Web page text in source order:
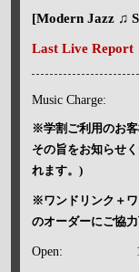
[Modern Jazz ♫
Last Live Report
Music Charge:
※学割ご利用のお
その旨をお知らせ
れます。)
※ワンドリンク＋
のオーダーにご協力
Open: